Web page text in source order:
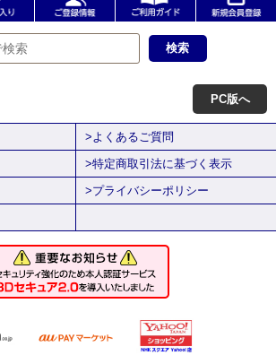
PC版へ
>よくあるご質問
>特定商取引法に基づく表示
>プライバシーポリシー